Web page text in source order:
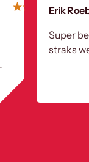
Erik
Super
straks